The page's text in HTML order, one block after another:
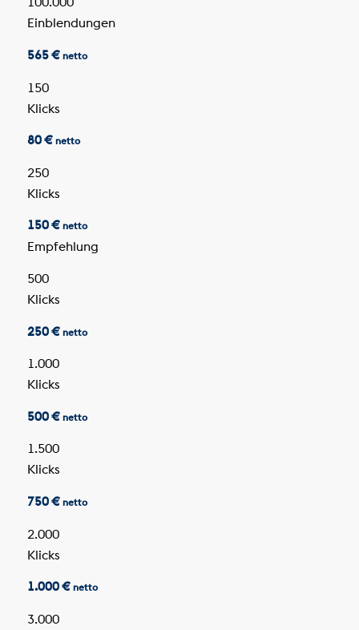
Einblendungen
565 € netto
150
Klicks
80 € netto
250
Klicks
150 € netto
Empfehlung
500
Klicks
250 € netto
1.000
Klicks
500 € netto
1.500
Klicks
750 € netto
2.000
Klicks
1.000 € netto
3.000